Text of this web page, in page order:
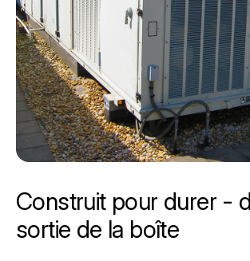
Construit pour durer -
sortie de la boîte